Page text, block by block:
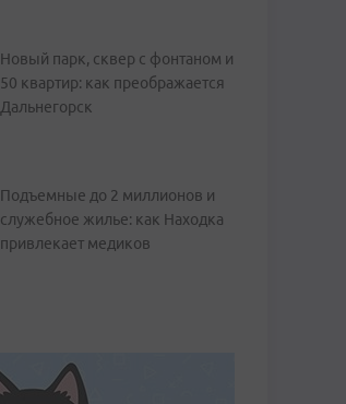
Новый парк, сквер с фонтаном и
50 квартир: как преображается
Дальнегорск
Подъемные до 2 миллионов и
служебное жилье: как Находка
привлекает медиков